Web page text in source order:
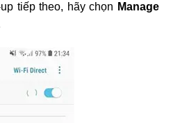
tiếp theo, hãy chọn Manage